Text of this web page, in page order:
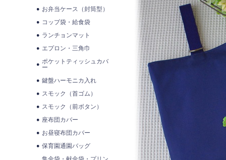
お弁当ケース（封筒型）
コップ袋・給食袋
ランチョンマット
エプロン・三角巾
ポケットティッシュカバ
ー
鍵盤ハーモニカ入れ
スモック（首ゴム）
スモック（前ボタン）
座布団カバー
お昼寝布団カバー
保育園通園バッグ